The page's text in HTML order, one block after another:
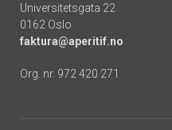
Universitetsgata 22
0162 Oslo
faktura@aperitif.no
Org. nr. 972 420 271